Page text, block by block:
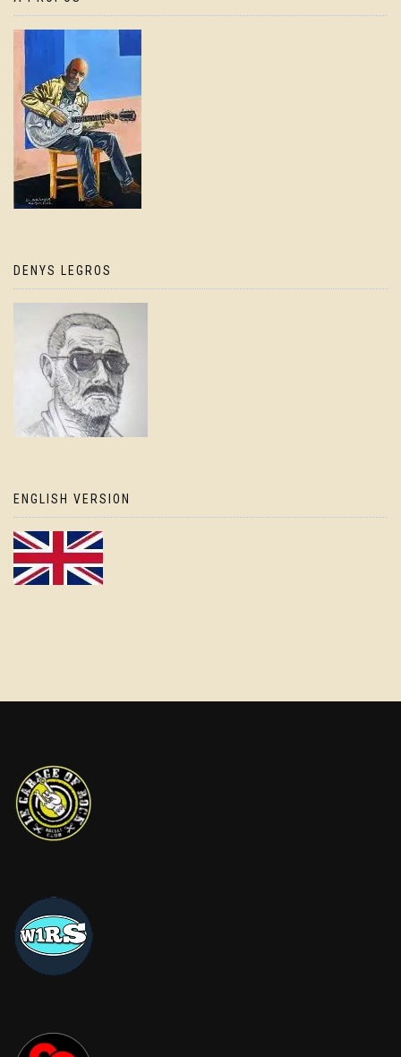
DENYS LEGROS
ENGLISH VERSION